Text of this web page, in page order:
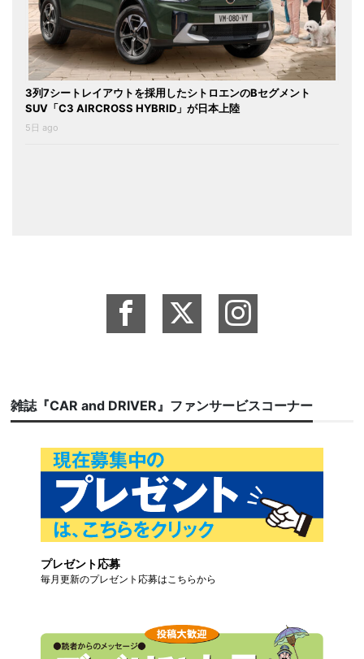
3列7シートレイアウトを採用したシトロエンのBセグメント
SUV「C3 AIRCROSS HYBRID」が日本上陸
5日 ago
雑誌『CAR and DRIVER』ファンサービスコーナー
プレゼント応募
毎月更新のプレゼント応募はこちらから